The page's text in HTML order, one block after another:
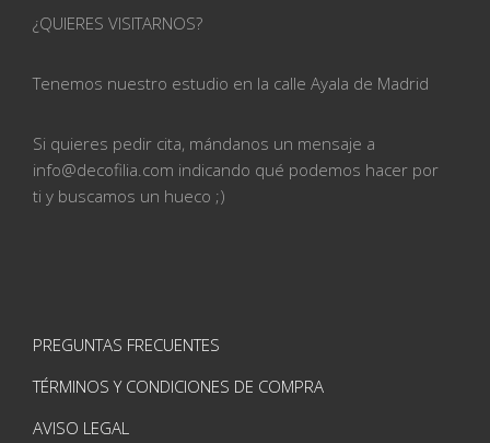
¿QUIERES VISITARNOS?
Tenemos nuestro estudio en la calle Ayala de Madrid
Si quieres pedir cita, mándanos un mensaje a
info@decofilia.com indicando qué podemos hacer por
ti y buscamos un hueco ;)
PREGUNTAS FRECUENTES
TÉRMINOS Y CONDICIONES DE COMPRA
AVISO LEGAL